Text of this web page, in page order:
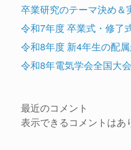
卒業研究のテーマ決め
令和7年度 卒業式・修了
令和8年度 新4年生の配
令和8年電気学会全国大
最近のコメント
表示できるコメントはあ